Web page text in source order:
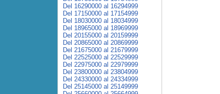
Del 16290000 al 16294999
Del 17150000 al 17154999
Del 18030000 al 18034999
Del 18965000 al 18969999
Del 20155000 al 20159999
Del 20865000 al 20869999
Del 21675000 al 21679999
Del 22525000 al 22529999
Del 22975000 al 22979999
Del 23800000 al 23804999
Del 24330000 al 24334999
Del 25145000 al 25149999